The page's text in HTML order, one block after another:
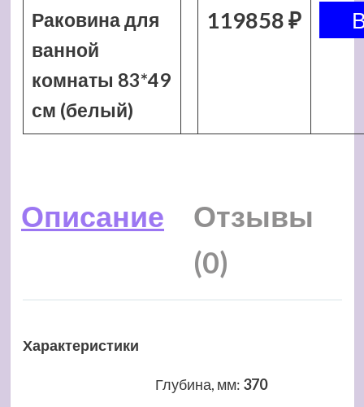
Раковина для
ванной
комнаты 83*49
см (белый)
119858 ₽
Описание
Отзывы
(0)
Характеристики
Глубина, мм: 370